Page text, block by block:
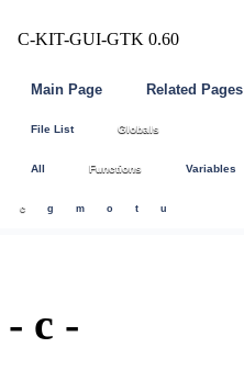
C-KIT-GUI-GTK 0.60
Main Page Related Pages
File List Globals
All Functions Variables
c g m o t u
- c -